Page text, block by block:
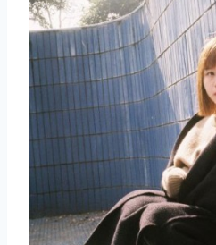
取消